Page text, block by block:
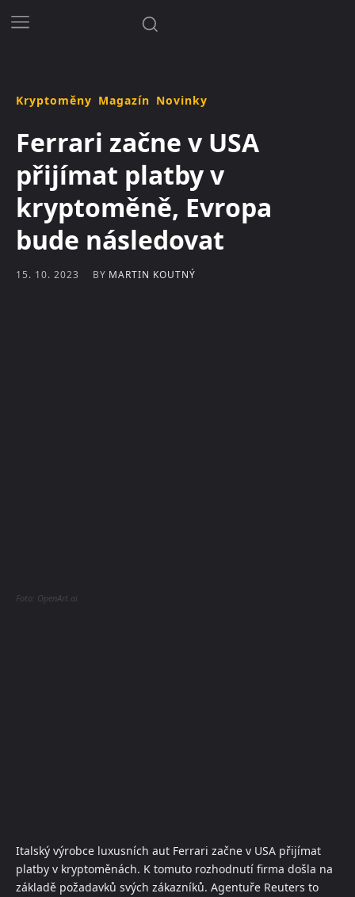
Kryptoměny Magazín Novinky
Ferrari začne v USA
přijímat platby v
kryptoměně, Evropa
bude následovat
15. 10. 2023 BY MARTIN KOUTNÝ
Foto: OpenArt.ai
Italský výrobce luxusních aut Ferrari začne v USA přijímat
platby v kryptoměnách. K tomuto rozhodnutí firma došla na
základě požadavků svých zákazníků. Agentuře Reuters to